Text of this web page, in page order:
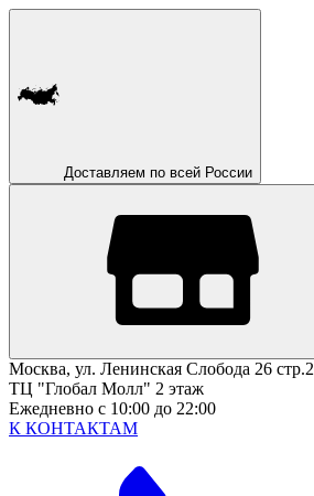
Доставляем по всей России
Москва, ул. Ленинская Слобода 26 стр.2
ТЦ "Глобал Молл" 2 этаж
Ежедневно с 10:00 до 22:00
К КОНТАКТАМ